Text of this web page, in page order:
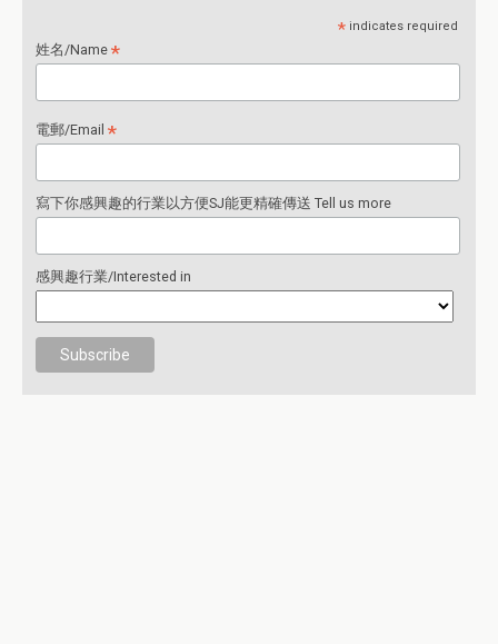
* indicates required
姓名/Name*
電郵/Email*
寫下你感興趣的行業以方便SJ能更精確傳送 Tell us more
感興趣行業/Interested in